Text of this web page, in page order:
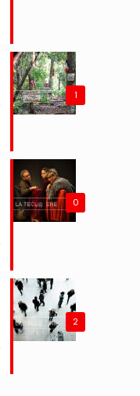
1
0
2